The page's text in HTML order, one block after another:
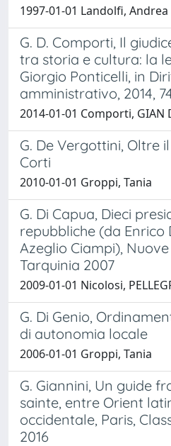
1997-01-01 Landolfi, Andrea
G. D. Comporti, Il
tra storia e cultura: la
Giorgio Ponticelli, in
amministrativo, 2014,
2014-01-01 Comporti, GIAN
G. De Vergottini, Oltre
Corti
2010-01-01 Groppi, Tania
G. Di Capua, Dieci
repubbliche (da Enrico
Azeglio Ciampi), Nuove
Tarquinia 2007
2009-01-01 Nicolosi,
G. Di Genio,
di autonomia locale
2006-01-01 Groppi, Tania
G. Giannini, Un guide
sainte, entre Orient
occidentale, Paris,
2016